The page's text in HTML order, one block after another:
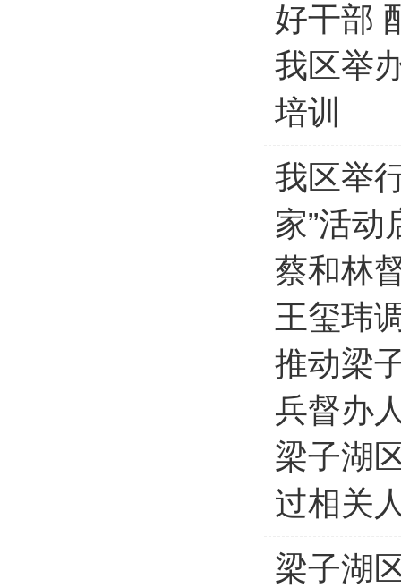
好干部
我区举
培训
我区举
家”活动
蔡和林
王玺玮
推动梁
兵督办
梁子湖
过相关
梁子湖